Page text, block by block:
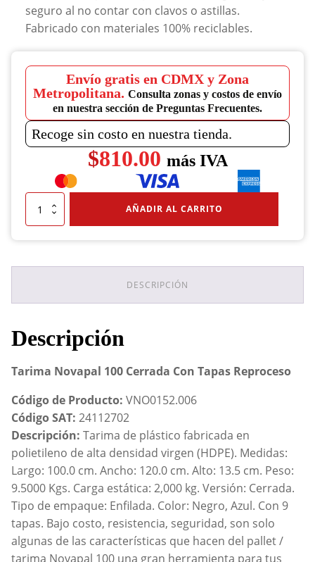
seguro al no contar con clavos o astillas.
Fabricado con materiales 100% reciclables.
Envío gratis en CDMX y Zona
Metropolitana. Consulta zonas y costos de envío
en nuestra sección de Preguntas Frecuentes.
Recoge sin costo en nuestra tienda.
$810.00 más IVA
Tarima
Novapal
Cerrada
AÑADIR AL CARRITO
DESCRIPCIÓN
Descripción
Tarima Novapal 100 Cerrada Con Tapas Reproceso
Código de Producto: VNO0152.006
Código SAT: 24112702
Descripción: Tarima de plástico fabricada en
polietileno de alta densidad virgen (HDPE). Medidas:
Largo: 100.0 cm. Ancho: 120.0 cm. Alto: 13.5 cm. Peso:
9.5000 Kgs. Carga estática: 2,000 kg. Versión: Cerrada.
Tipo de empaque: Enfilada. Color: Negro, Azul. Con 9
tapas. Bajo costo, resistencia, seguridad, son solo
algunas de las características que hacen del pallet /
tarima Novapal 100 una gran herramienta para tus